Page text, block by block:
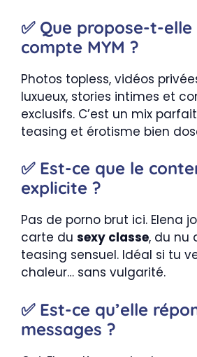
✅ Que propose-t-elle
compte MYM ?
Photos topless, vidéos
luxueux, stories intimes et
exclusifs. C’est un mix
teasing et érotisme bien
✅ Est-ce que le
explicite ?
Pas de porno brut ici. Elena
carte du sexy classe, du nu
teasing sensuel. Idéal si tu
chaleur… sans vulgarité.
✅ Est-ce qu’elle
messages ?